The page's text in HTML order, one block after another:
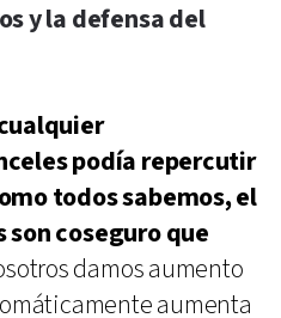
y la defensa del
podía repercutir
todos sabemos, el
son coseguro que
damos aumento
aumenta